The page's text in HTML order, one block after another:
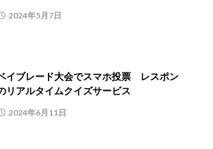
2024年5月7日
イブレード大会でスマホ投票 レスポン
リアルタイムクイズサービス
2024年6月11日